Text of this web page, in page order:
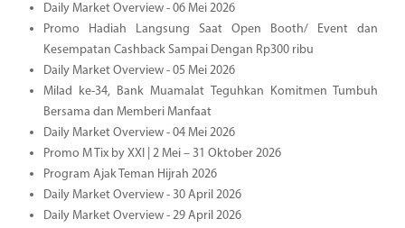
Daily Market Overview - 06 Mei 2026
Promo Hadiah Langsung Saat Open Booth/ Event dan
Kesempatan Cashback Sampai Dengan Rp300 ribu
Daily Market Overview - 05 Mei 2026
Milad ke-34, Bank Muamalat Teguhkan Komitmen Tumbuh
Bersama dan Memberi Manfaat
Daily Market Overview - 04 Mei 2026
Promo M Tix by XXI | 2 Mei – 31 Oktober 2026
Program Ajak Teman Hijrah 2026
Daily Market Overview - 30 April 2026
Daily Market Overview - 29 April 2026